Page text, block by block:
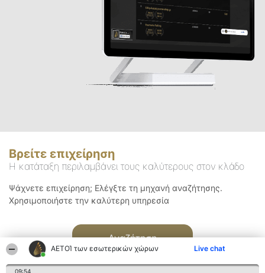
ΑΕΤΟΊ των εσωτερικών χώρων Live chat
09:54
Βρείτε επιχείρηση
Η κατάταξη περιλαμβάνει τους καλύτερους στον κλάδο
Ψάχνετε επιχείρηση; Ελέγξτε τη μηχανή αναζήτησης.
Χρησιμοποιήστε την καλύτερη υπηρεσία
Αναζήτηση